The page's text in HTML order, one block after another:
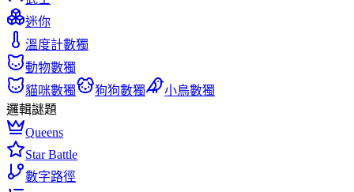
迷你
溫度計數獨
動物數獨
貓咪數獨
狗狗數獨
小鳥數獨
邏輯謎題
Queens
Star Battle
數字路徑